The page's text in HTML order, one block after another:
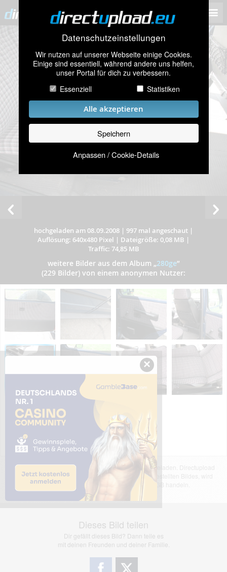
Datenschutzeinstellungen
Wir nutzen auf unserer Webseite einige Cookies.
Einige sind essentiell, während andere uns helfen,
unser Portal für dich zu verbessern.
Essenziell
Statistiken
Alle akzeptieren
Speichern
Anpassen / Cookie-Details
hochgeladen am 08.09.2008 | 997 mal angeschaut |
Auflösung: 640x480 Pixel | Dateigröße: 0,08 MB |
Traffic: 74,85 MB
weitere Bilder aus dem Album „280ge”
(229 Bilder) von einem anonymen Nutzer:
Das dargestellte Bild wurde von einem Nutzer hochgeladen. Directupload
übernimmt keinerlei Haftung für den Inhalt des dargestellten Bildes, wird
jedoch bei Verstößen nach §2(3) unserer AGB handeln.
Dieses Bild teilen
Dir gefällt dieses Bild? Dann teile es
mit deinen Freunden und deiner Familie.
×